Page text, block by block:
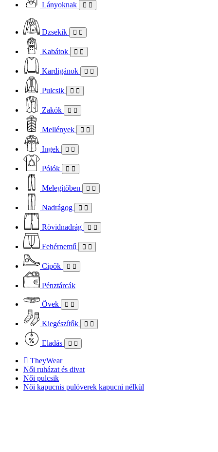
Lányoknak
Dzsekik
Kabátok
Kardigánok
Pulcsik
Zakók
Mellények
Ingek
Pólók
Melegítőben
Nadrágog
Rövidnadrág
Fehérnemű
Cipők
Pénztárcák
Övek
Kiegészítők
Eladás
TheyWear
Női ruházat és divat
Női pulcsik
Női kapucnis pulóverek kapucni nélkül